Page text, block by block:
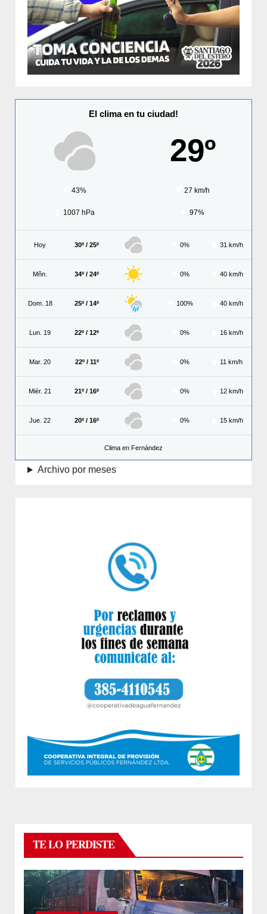
El clima en tu ciudad!
29º
43% 27 km/h
1007 hPa 97%
Hoy 30º / 25º 0% 31 km/h
Mñn. 34º / 24º 0% 40 km/h
Dom. 18 25º / 14º 100% 40 km/h
Lun. 19 22º / 12º 0% 16 km/h
Mar. 20 22º / 11º 0% 11 km/h
Miér. 21 21º / 16º 0% 12 km/h
Jue. 22 20º / 16º 0% 15 km/h
Clima en Fernández
Archivo por meses
TE LO PERDISTE